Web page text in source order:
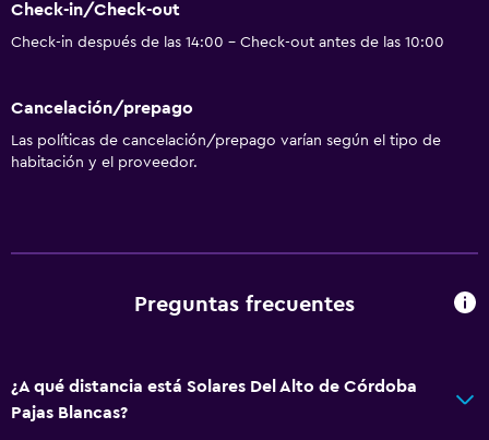
Check-in/Check-out
Check-in después de las 14:00 - Check-out antes de las 10:00
Cancelación/prepago
Las políticas de cancelación/prepago varían según el tipo de
habitación y el proveedor.
Preguntas frecuentes
¿A qué distancia está Solares Del Alto de Córdoba
Pajas Blancas?